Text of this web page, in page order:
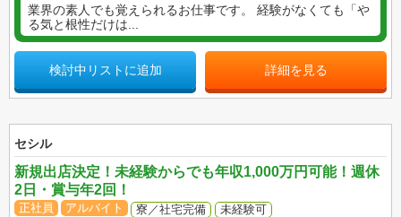
業界の素人でも覚えられるお仕事です。 経験がなくても「や
る気と根性だけは...
検討中リストに追加 詳細を見る
セシル
新規出店決定！未経験からでも年収1,000万円可能！週休
2日・賞与年2回！
正社員 アルバイト 寮／社宅完備
未経験可